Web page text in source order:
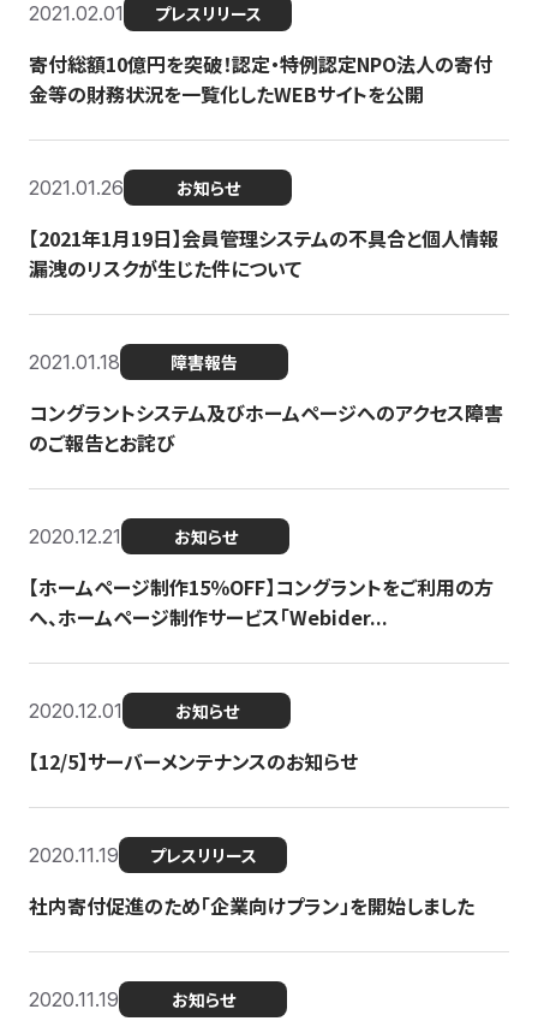
2021.02.01 プレスリリース
寄付総額10億円を突破！認定・特例認定NPO法人の寄付
金等の財務状況を一覧化したWEBサイトを公開
2021.01.26 お知らせ
【2021年1月19日】会員管理システムの不具合と個人情報
漏洩のリスクが生じた件について
2021.01.18 障害報告
コングラントシステム及びホームページへのアクセス障害
のご報告とお詫び
2020.12.21 お知らせ
【ホームページ制作15％OFF】コングラントをご利用の方
へ、ホームページ制作サービス「Webider...
2020.12.01 お知らせ
【12/5】サーバーメンテナンスのお知らせ
2020.11.19 プレスリリース
社内寄付促進のため「企業向けプラン」を開始しました
2020.11.19 お知らせ